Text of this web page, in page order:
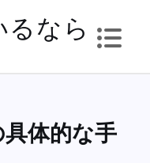
なら
体的な手